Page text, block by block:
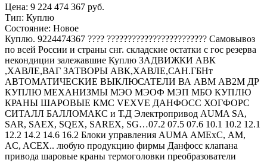
Цена: 9 224 474 367 руб.
Тип: Куплю
Состояние: Новое
Куплю. 9224474367 ???? ???????????????????????? Самовывоз
по всей России и страны снг. складские остатки с гос резерва
некондиции залежавшие Куплю ЗАДВИЖКИ АВК
,ХАВЛЕ,ВАГ ЗАТВОРЫ АВК,ХАВЛЕ,САН.ГБНт
АВТОМАТИЧЕСКИЕ ВЫКЛЮСАТЕЛИ ВА АВМ АВ2М ДР
КУПЛЮ МЕХАНИЗМЫ МЭО МЭОФ МЭП МБО КУПЛЮ
КРАНЫ ШАРОВЫЕ КМС VEXVE ДАНФОСС ХОГФОРС
СИТАЛЛ БАЛЛОМАКС и Т.Д Элeктрoпривод AUMA SA,
SAR, SAEX, SQEX, SAREX, SG…07.2 07.5 07.6 10.1 10.2 12.1
12.2 14.2 14.6 16.2 Блоки упpaвления AUMA АМЕxС, AM,
AC, ACEX.. любую продукцию фирмы Данфосс клапана
привода шаровые краны термоголовки преобразователи